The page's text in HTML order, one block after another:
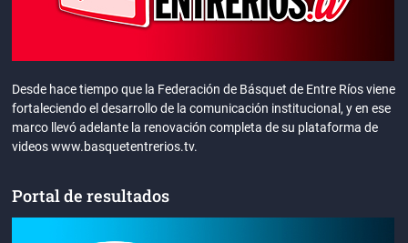
Desde hace tiempo que la Federación de Básquet de Entre Ríos viene
fortaleciendo el desarrollo de la comunicación institucional, y en ese
marco llevó adelante la renovación completa de su plataforma de
videos www.basquetentrerios.tv.
Portal de resultados